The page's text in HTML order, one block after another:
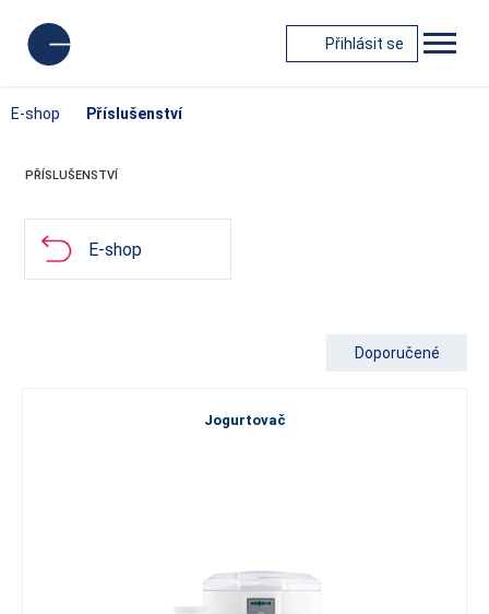
Přihlásit se
E-shop Příslušenství
PŘÍSLUŠENSTVÍ
E-shop
Doporučené
Jogurtovač